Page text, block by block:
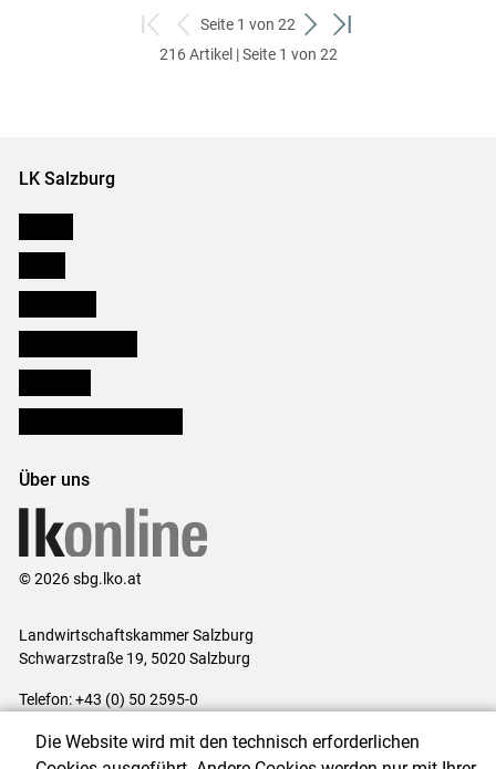
zum
ersten
zurück
zum
Seite 1 von 22
weiter
zum
zum
216 Artikel | Seite 1 von 22
LK Salzburg
Über uns
© 2026 sbg.lko.at
Landwirtschaftskammer Salzburg
Schwarzstraße 19, 5020 Salzburg
Telefon: +43 (0) 50 2595-0
Impressum|Kontakt|Datenschutzerklärung|Barrierefreiheit|
Die Website wird mit den technisch erforderlichen